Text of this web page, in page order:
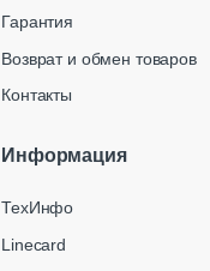
Гарантия
Возврат и обмен товаров
Контакты
Информация
ТехИнфо
Linecard